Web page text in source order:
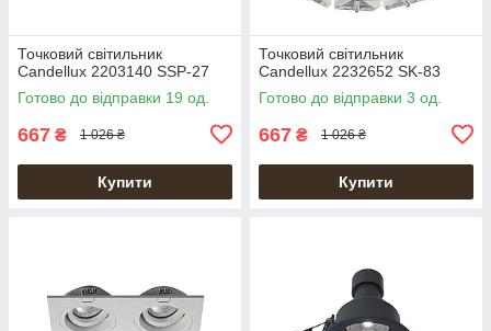
Точковий світильник
Candellux 2203140 SSP-27
Готово до відправки 19 од.
667 ₴ 1 026 ₴
Купити
Точковий світильник
Candellux 2232652 SK-83
Готово до відправки 3 од.
667 ₴ 1 026 ₴
Купити